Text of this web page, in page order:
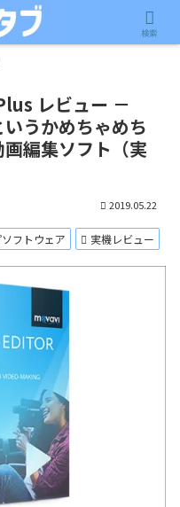
レビュー －
うかめちゃめち
編集ソフト（実
2019.05.22
フトウェア 実機レビュー
検索